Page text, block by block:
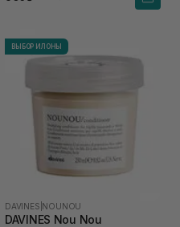
ВЫБОР ИЛОНЫ
DAVINES NOUNOU
DAVINES Nou Nou